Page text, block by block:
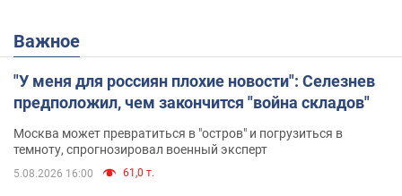
Важное
"У меня для россиян плохие новости": Селезнев
предположил, чем закончится "война складов"
Москва может превратиться в "остров" и погрузиться в
темноту, спрогнозировал военный эксперт
5.08.2026 16:00 61,0 т.